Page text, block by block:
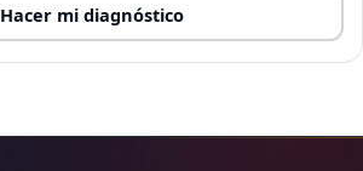
Hacer mi diagnóstico